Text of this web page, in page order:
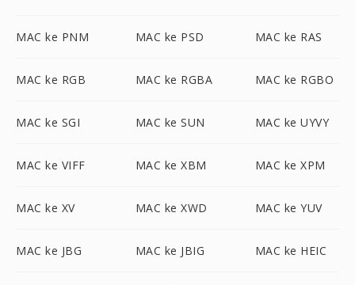
MAC ke PNM MAC ke PSD MAC ke RAS
MAC ke RGB MAC ke RGBA MAC ke RGBO
MAC ke SGI MAC ke SUN MAC ke UYVY
MAC ke VIFF MAC ke XBM MAC ke XPM
MAC ke XV MAC ke XWD MAC ke YUV
MAC ke JBG MAC ke JBIG MAC ke HEIC